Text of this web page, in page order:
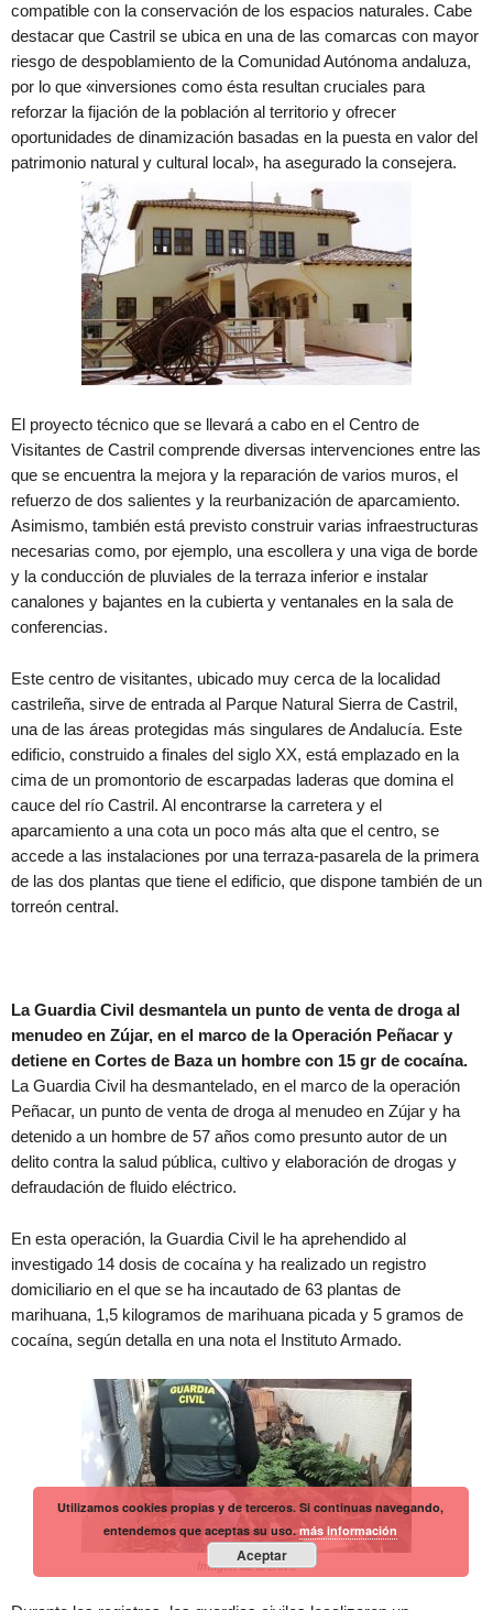
compatible con la conservación de los espacios naturales. Cabe
destacar que Castril se ubica en una de las comarcas con mayor
riesgo de despoblamiento de la Comunidad Autónoma andaluza,
por lo que «inversiones como ésta resultan cruciales para
reforzar la fijación de la población al territorio y ofrecer
oportunidades de dinamización basadas en la puesta en valor del
patrimonio natural y cultural local», ha asegurado la consejera.
El proyecto técnico que se llevará a cabo en el Centro de
Visitantes de Castril comprende diversas intervenciones entre las
que se encuentra la mejora y la reparación de varios muros, el
refuerzo de dos salientes y la reurbanización de aparcamiento.
Asimismo, también está previsto construir varias infraestructuras
necesarias como, por ejemplo, una escollera y una viga de borde
y la conducción de pluviales de la terraza inferior e instalar
canalones y bajantes en la cubierta y ventanales en la sala de
conferencias.
Este centro de visitantes, ubicado muy cerca de la localidad
castrileña, sirve de entrada al Parque Natural Sierra de Castril,
una de las áreas protegidas más singulares de Andalucía. Este
edificio, construido a finales del siglo XX, está emplazado en la
cima de un promontorio de escarpadas laderas que domina el
cauce del río Castril. Al encontrarse la carretera y el
aparcamiento a una cota un poco más alta que el centro, se
accede a las instalaciones por una terraza-pasarela de la primera
de las dos plantas que tiene el edificio, que dispone también de un
torreón central.
La Guardia Civil desmantela un punto de venta de droga al
menudeo en Zújar, en el marco de la Operación Peñacar y
detiene en Cortes de Baza un hombre con 15 gr de cocaína.
La Guardia Civil ha desmantelado, en el marco de la operación
Peñacar, un punto de venta de droga al menudeo en Zújar y ha
detenido a un hombre de 57 años como presunto autor de un
delito contra la salud pública, cultivo y elaboración de drogas y
defraudación de fluido eléctrico.
En esta operación, la Guardia Civil le ha aprehendido al
investigado 14 dosis de cocaína y ha realizado un registro
domiciliario en el que se ha incautado de 63 plantas de
marihuana, 1,5 kilogramos de marihuana picada y 5 gramos de
cocaína, según detalla en una nota el Instituto Armado.
Imagen de archivo
Utilizamos cookies propias y de terceros. Si continuas navegando,
entendemos que aceptas su uso.más información
Aceptar